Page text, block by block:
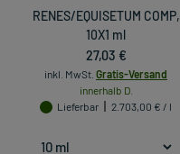
RENES/EQUISETUM COMP,
10X1 ml
27,03 €
inkl. MwSt. Gratis-Versand
innerhalb D.
Lieferbar
2.703,00 € / l